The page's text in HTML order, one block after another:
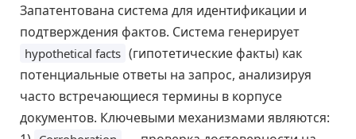
Запатентована система для идентификации и
подтверждения фактов. Система генерирует
hypothetical facts (гипотетические факты) как
потенциальные ответы на запрос, анализируя
часто встречающиеся термины в корпусе
документов. Ключевыми механизмами являются: